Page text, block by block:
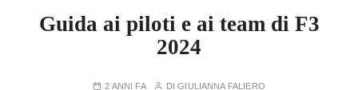
Guida ai piloti e ai team di F3
2024
2 ANNI FA DIGIULIANNA FALIERO